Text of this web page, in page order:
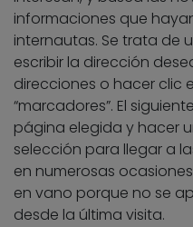
informaciones que
internautas. Se trata de
escribir la dirección
direcciones o hacer clic
“marcadores”. El
página elegida y hacer
selección para llegar a
en numerosas
en vano porque no se
desde la última visita.